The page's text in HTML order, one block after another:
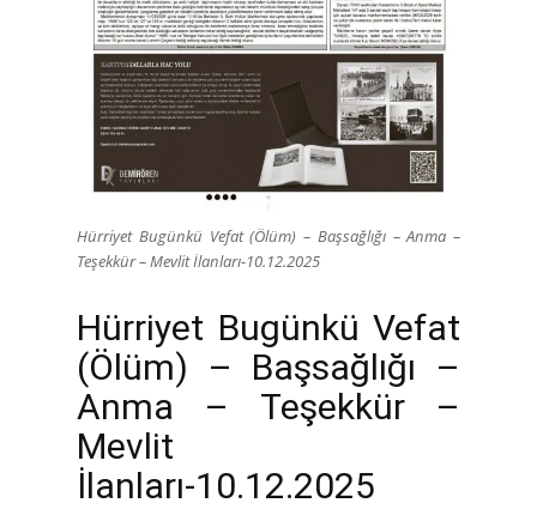
Hürriyet Bugünkü Vefat (Ölüm) – Başsağlığı – Anma –
Teşekkür – Mevlit İlanları-10.12.2025
Hürriyet Bugünkü Vefat
(Ölüm) – Başsağlığı –
Anma – Teşekkür –
Mevlit
İlanları-10.12.2025